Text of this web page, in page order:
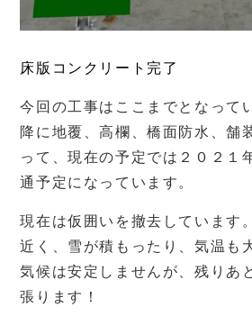
床版コンクリート完了
今回の工事はここまでとなって
降に地覆、高欄、橋面防水、舗
って、現在の予定では２０２１
通予定になっています。
現在は仮囲いを撤去しています
近く、雪が積もったり、気温も
気候は安定しませんが、残りあ
張ります！